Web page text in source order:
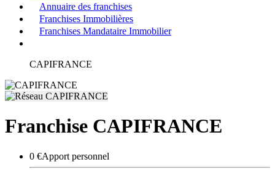
Annuaire des franchises
Franchises Immobilières
Franchises Mandataire Immobilier
CAPIFRANCE
Franchise CAPIFRANCE
0 €Apport personnel